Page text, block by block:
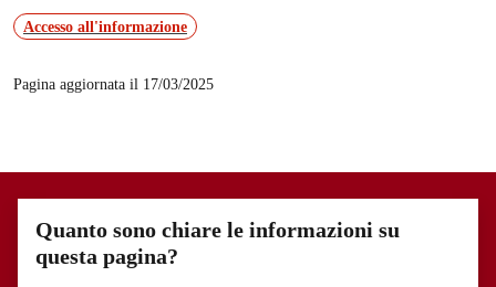
Accesso all'informazione
Pagina aggiornata il 17/03/2025
Quanto sono chiare le informazioni su
questa pagina?